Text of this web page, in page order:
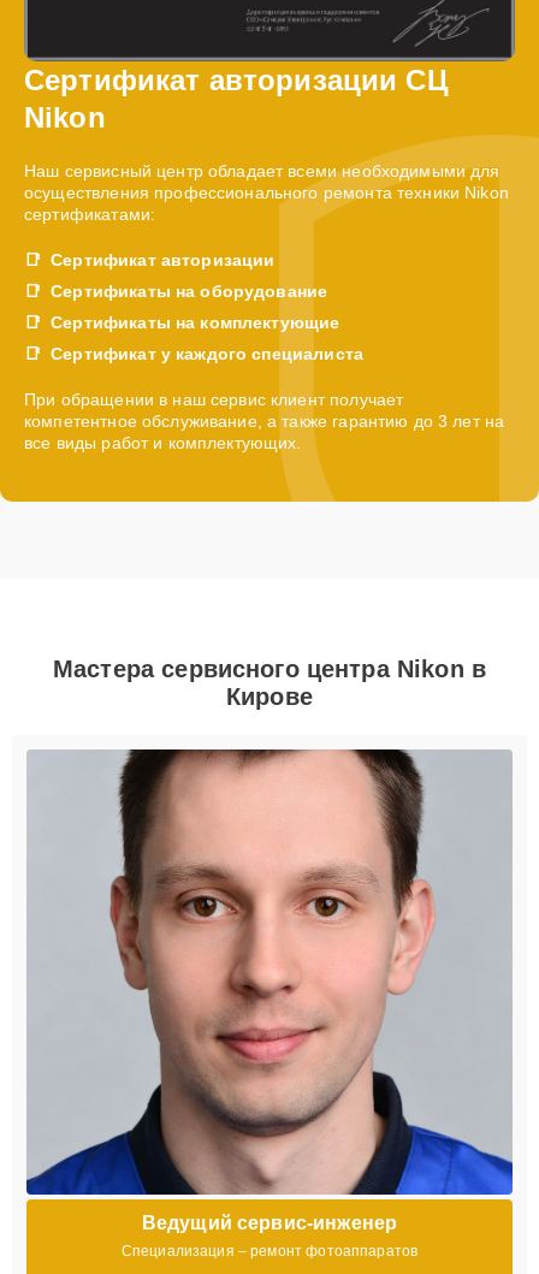
Сертификат авторизации СЦ
Nikon
Наш сервисный центр обладает всеми необходимыми для
осуществления профессионального ремонта техники Nikon
сертификатами:
Сертификат авторизации
Сертификаты на оборудование
Сертификаты на комплектующие
Сертификат у каждого специалиста
При обращении в наш сервис клиент получает
компетентное обслуживание, а также гарантию до 3 лет на
все виды работ и комплектующих.
Мастера сервисного центра Nikon в
Кирове
Ведущий сервис-инженер
Специализация – ремонт фотоаппаратов